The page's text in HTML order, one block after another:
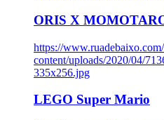
ORIS X
https://
content/uploads/2020/04/
335x256.jpg
LEGO Super Mario